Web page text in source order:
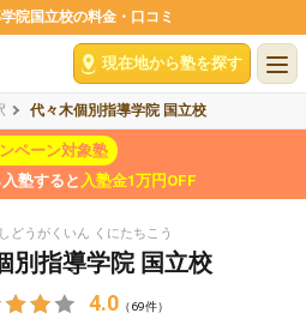
院国立校の料金・口コミ
現在地から塾を探す
代々木個別指導学院 国立校
ペーン対象塾
塾すると 入塾金1万円OFF
どうがくいん くにたちこう
別指導学院 国立校
4.0 （69件）